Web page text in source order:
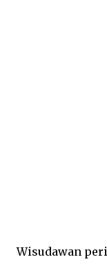
Wisudawan